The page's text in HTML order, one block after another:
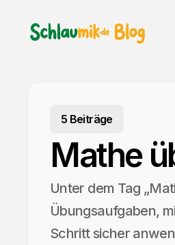
5 Beiträge
Mathe
Unter dem Tag
Übungsaufgaben,
Schritt sicher